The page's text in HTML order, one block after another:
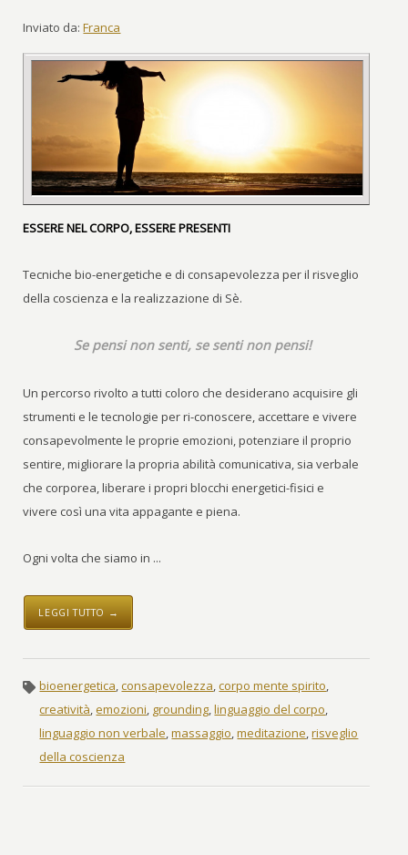
Inviato da: Franca
ESSERE NEL CORPO, ESSERE PRESENTI
Tecniche bio-energetiche e di consapevolezza per il risveglio
della coscienza e la realizzazione di Sè.
Se pensi non senti, se senti non pensi!
Un percorso rivolto a tutti coloro che desiderano acquisire gli
strumenti e le tecnologie per ri-conoscere, accettare e vivere
consapevolmente le proprie emozioni, potenziare il proprio
sentire, migliorare la propria abilità comunicativa, sia verbale
che corporea, liberare i propri blocchi energetici-fisici e
vivere così una vita appagante e piena.
Ogni volta che siamo in ...
LEGGI TUTTO →
bioenergetica,consapevolezza,corpo mente spirito,
creatività,emozioni, grounding,linguaggio del corpo,
linguaggio non verbale,massaggio,meditazione,risveglio
della coscienza